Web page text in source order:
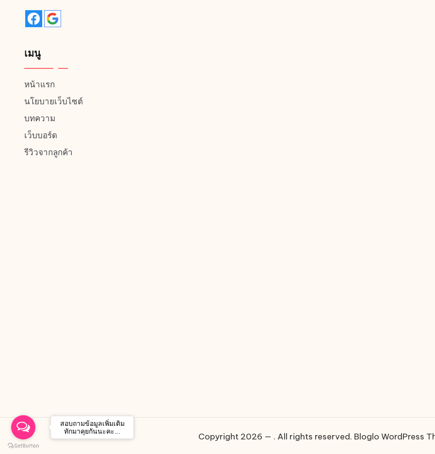
เมนู
หน้าแรก
นโยบายเว็บไซต์
บทความ
เว็บบอร์ด
รีวิวจากลูกค้า
Copyright 2026 — . All rights reserved. Bloglo WordPress
สอบถามข้อมูลเพิ่มเติม
ทักมาคุยกันนะคะ...